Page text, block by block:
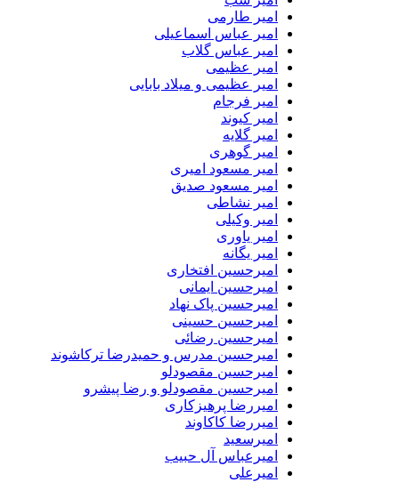
امیر طارمی
امیر عباس اسماعیلی
امیر عباس گلاب
امیر عظیمی
امیر عظیمی و میلاد بابایی
امیر فرجام
امیر کیوند
امیر گلایه
امیر گوهری
امیر مسعود امیری
امیر مسعود صدیق
امیر نشاطی
امیر وکیلی
امیر یاوری
امیر یگانه
امیرحسین افتخاری
امیرحسین ایمانی
امیرحسین پاک نهاد
امیرحسین حسینی
امیرحسین رضائی
امیرحسین مدرس و حمیدرضا ترکاشوند
امیرحسین مقصودلو
امیرحسین مقصودلو و رضا پیشرو
امیررضا پرهیزکاری
امیررضا کاکاوند
امیرسعید
امیرعباس آل حبیب
امیرعلی